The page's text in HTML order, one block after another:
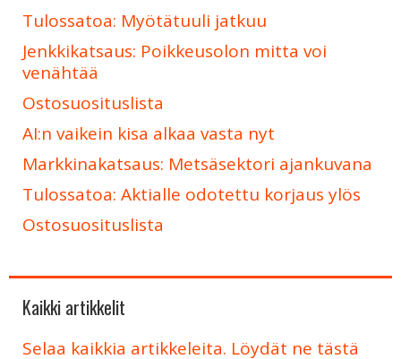
Tulossatoa: Myötätuuli jatkuu
Jenkkikatsaus: Poikkeusolon mitta voi
venähtää
Ostosuosituslista
AI:n vaikein kisa alkaa vasta nyt
Markkinakatsaus: Metsäsektori ajankuvana
Tulossatoa: Aktialle odotettu korjaus ylös
Ostosuosituslista
Kaikki artikkelit
Selaa kaikkia artikkeleita. Löydät ne tästä